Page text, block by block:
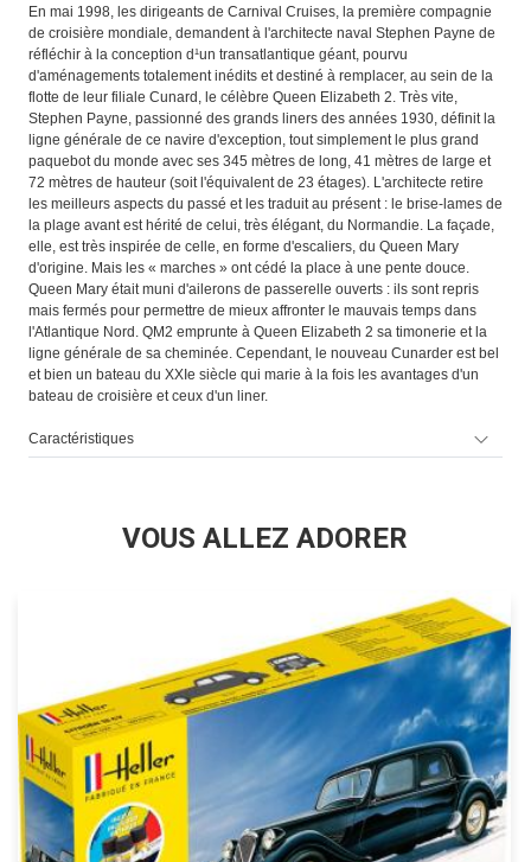
En mai 1998, les dirigeants de Carnival Cruises, la première compagnie
de croisière mondiale, demandent à l'architecte naval Stephen Payne de
réfléchir à la conception d¹un transatlantique géant, pourvu
d'aménagements totalement inédits et destiné à remplacer, au sein de la
flotte de leur filiale Cunard, le célèbre Queen Elizabeth 2. Très vite,
Stephen Payne, passionné des grands liners des années 1930, définit la
ligne générale de ce navire d'exception, tout simplement le plus grand
paquebot du monde avec ses 345 mètres de long, 41 mètres de large et
72 mètres de hauteur (soit l'équivalent de 23 étages). L'architecte retire
les meilleurs aspects du passé et les traduit au présent : le brise-lames de
la plage avant est hérité de celui, très élégant, du Normandie. La façade,
elle, est très inspirée de celle, en forme d'escaliers, du Queen Mary
d'origine. Mais les « marches » ont cédé la place à une pente douce.
Queen Mary était muni d'ailerons de passerelle ouverts : ils sont repris
mais fermés pour permettre de mieux affronter le mauvais temps dans
l'Atlantique Nord. QM2 emprunte à Queen Elizabeth 2 sa timonerie et la
ligne générale de sa cheminée. Cependant, le nouveau Cunarder est bel
et bien un bateau du XXIe siècle qui marie à la fois les avantages d'un
bateau de croisière et ceux d'un liner.
Caractéristiques
VOUS ALLEZ ADORER